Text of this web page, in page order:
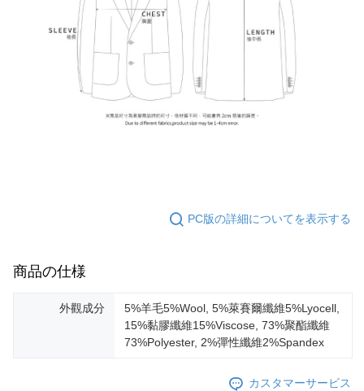
PC版の詳細についてを表示する
商品の仕様
外觀成分
5%羊毛5%Wool, 5%萊賽爾纖維5%Lyocell,
15%黏膠纖維15%Viscose, 73%聚酯纖維
73%Polyester, 2%彈性纖維2%Spandex
カスタマーサービス